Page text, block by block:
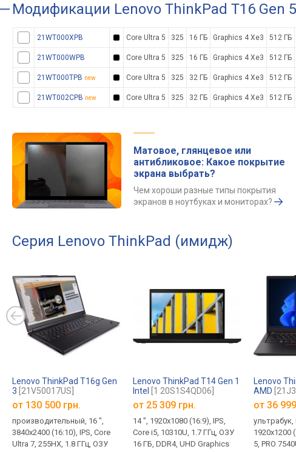
Модификации Lenovo ThinkPad T16 Gen
21WT000XPB Core Ultra 5 325 16 ГБ Graphics 4 Xe3 512 ГБ
21WT000WPB Core Ultra 5 325 16 ГБ Graphics 4 Xe3 512 ГБ
21WT000TPB new Core Ultra 5 325 32 ГБ Graphics 4 Xe3 512 ГБ
21WT002CPB new Core Ultra 5 325 32 ГБ Graphics 4 Xe3 512 ГБ
Матовое, глянцевое или
антибликовое: Какое покрытие
экрана выбрать?
Чем хороши разные типы покрытия
экранов в ноутбуках и мониторах?
Серия Lenovo ThinkPad (имидж)
Lenovo ThinkPad T16g Gen
3 [21V50017US]
от 130 500 грн.
производительный, 16 ",
3840x2400 (16:10), IPS, Core
Ultra 7, 255HX, 1.8 ГГц, ОЗУ
Lenovo ThinkPad T14 Gen 1
Intel
[1 20S1S4QD06]
от 25 309 грн.
14 ", 1920x1080 (16:9), IPS,
Core i5, 10310U, 1.7 ГГц, ОЗУ
16 ГБ, DDR4, UHD Graphics
Lenovo
AMD
от 36
ультрабук,
1920x1200
5, PRO